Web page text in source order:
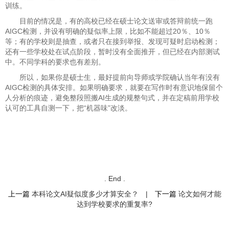
训练。
目前的情况是，有的高校已经在硕士论文送审或答辩前统一跑
AIGC检测，并设有明确的疑似率上限，比如不能超过20％、10％
等；有的学校则是抽查，或者只在接到举报、发现可疑时启动检测；
还有一些学校处在试点阶段，暂时没有全面推开，但已经在内部测试
中。不同学科的要求也有差别。
所以，如果你是硕士生，最好提前向导师或学院确认当年有没有
AIGC检测的具体安排。如果明确要求，就要在写作时有意识地保留个
人分析的痕迹，避免整段照搬AI生成的规整句式，并在定稿前用学校
认可的工具自测一下，把“机器味”改淡。
. End .
上一篇 本科论文AI疑似度多少才算安全？ | 下一篇 论文如何才能
达到学校要求的重复率?